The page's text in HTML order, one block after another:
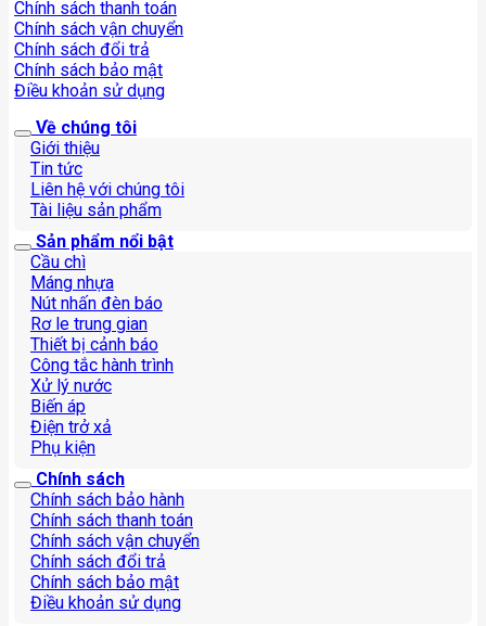
Sản phẩm nổi bật
Cầu chì
Máng nhựa
Nút nhấn đèn báo
Rơ le trung gian
Thiết bị cảnh báo
Công tắc hành trình
Xử lý nước
Biến áp
Điện trở xả
Phụ kiện
Chính sách
Chính sách bảo hành
Chính sách thanh toán
Chính sách vận chuyển
Chính sách đổi trả
Chính sách bảo mật
Điều khoản sử dụng
Bản quyền thuộc về © CÔNG TY CỔ PHẦN CÔNG NGHỆ HỢP
Hotline: 1900 6536. Mã số thuế: 0104509916. Đăng ký lần
đầu: ngày 05 tháng 03 năm 2010.
Địa chỉ: Tầng 2, tháp A Mandarin Garden 2, số 99 phố Tân Mai,
Phường Tương Mai, TP. Hà Nội.
Tìm kiếm: